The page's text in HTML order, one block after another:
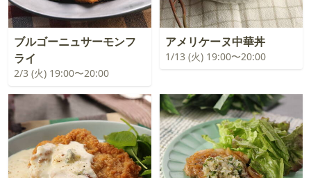
ブルゴーニュサーモンフ
ライ
2/3 (火) 19:00〜20:00
アメリケーヌ中華丼
1/13 (火) 19:00〜20:00